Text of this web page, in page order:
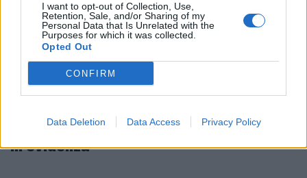
I want to opt-out of Collection, Use,
Retention, Sale, and/or Sharing of my
Personal Data that Is Unrelated with the
Purposes for which it was collected.
Opted Out
CONFIRM
Data Deletion Data Access Privacy Policy
In evidenza